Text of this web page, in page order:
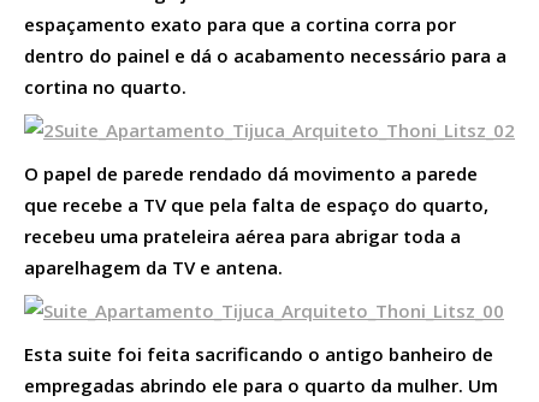
espaçamento exato para que a cortina corra por
dentro do painel e dá o acabamento necessário para a
cortina no quarto.
O papel de parede rendado dá movimento a parede
que recebe a TV que pela falta de espaço do quarto,
recebeu uma prateleira aérea para abrigar toda a
aparelhagem da TV e antena.
Esta suite foi feita sacrificando o antigo banheiro de
empregadas abrindo ele para o quarto da mulher. Um